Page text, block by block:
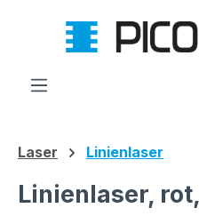
Zum Hauptinhalt springen
Laser Linienlaser
Linienlaser,